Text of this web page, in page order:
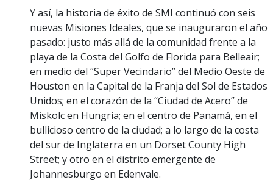
Y así, la historia de éxito de SMI continuó con seis
nuevas Misiones Ideales, que se inauguraron el año
pasado: justo más allá de la comunidad frente a la
playa de la Costa del Golfo de Florida para Belleair;
en medio del “Super Vecindario” del Medio Oeste de
Houston en la Capital de la Franja del Sol de Estados
Unidos; en el corazón de la “Ciudad de Acero” de
Miskolc en Hungría; en el centro de Panamá, en el
bullicioso centro de la ciudad; a lo largo de la costa
del sur de Inglaterra en un Dorset County High
Street; y otro en el distrito emergente de
Johannesburgo en Edenvale.